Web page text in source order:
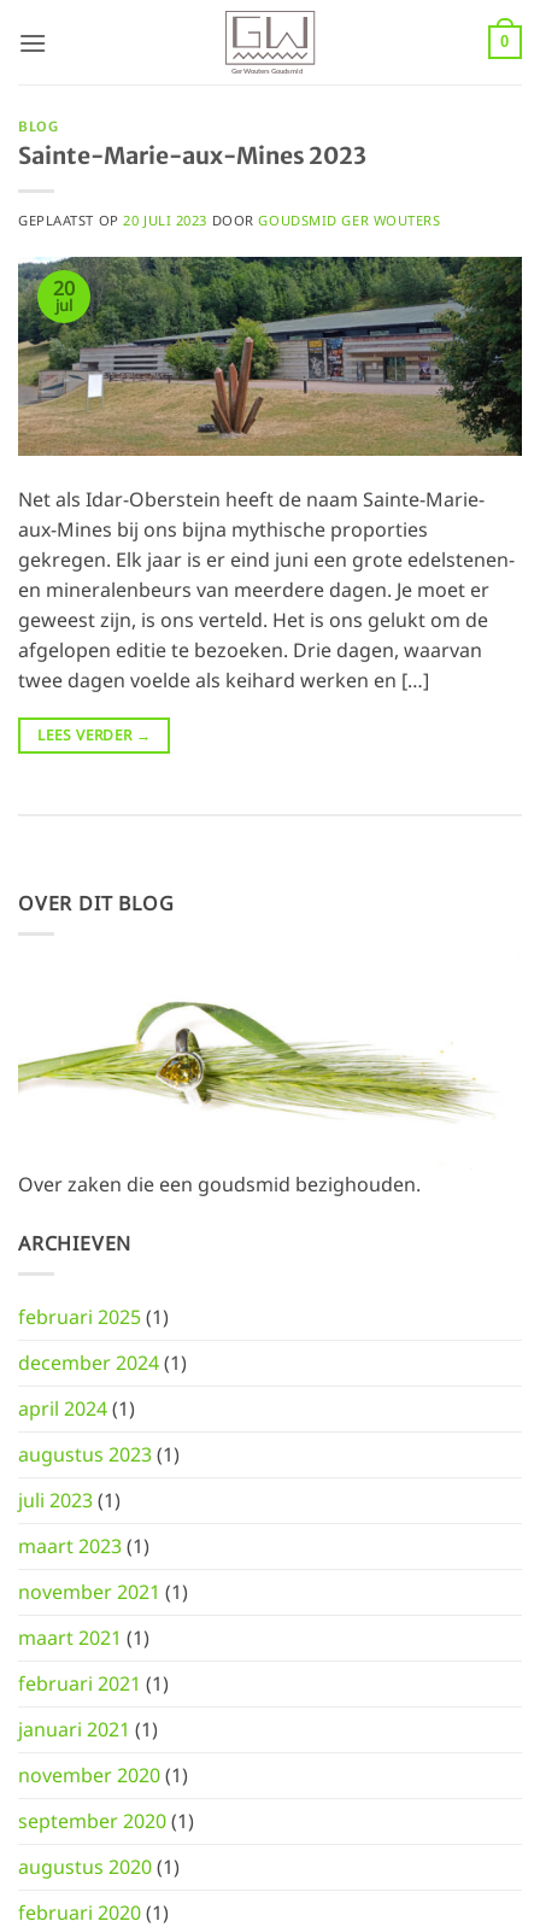
naar
0
BLOG
Sainte-Marie-aux-Mines 2023
GEPLAATST OP 20 JULI 2023 DOORGOUDSMID GER WOUTERS
20
jul
Net als Idar-Oberstein heeft de naam Sainte-Marie-
aux-Mines bij ons bijna mythische proporties
gekregen. Elk jaar is er eind juni een grote edelstenen-
en mineralenbeurs van meerdere dagen. Je moet er
geweest zijn, is ons verteld. Het is ons gelukt om de
afgelopen editie te bezoeken. Drie dagen, waarvan
twee dagen voelde als keihard werken en […]
LEES VERDER →
OVER DIT BLOG
Over zaken die een goudsmid bezighouden.
ARCHIEVEN
februari 2025(1)
december 2024(1)
april 2024(1)
augustus 2023(1)
juli 2023(1)
maart 2023(1)
november 2021 (1)
maart 2021 (1)
februari 2021 (1)
januari 2021 (1)
november 2020(1)
september 2020(1)
augustus 2020(1)
februari 2020(1)